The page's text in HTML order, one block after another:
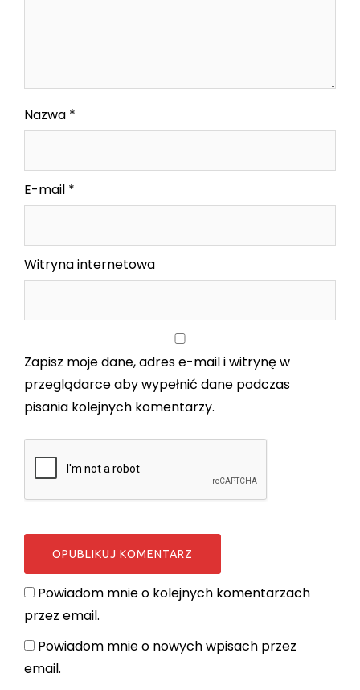
Nazwa *
E-mail *
Witryna internetowa
Zapisz moje dane, adres e-mail i witrynę w
przeglądarce aby wypełnić dane podczas
pisania kolejnych komentarzy.
Powiadom mnie o kolejnych komentarzach
przez email.
Powiadom mnie o nowych wpisach przez
email.